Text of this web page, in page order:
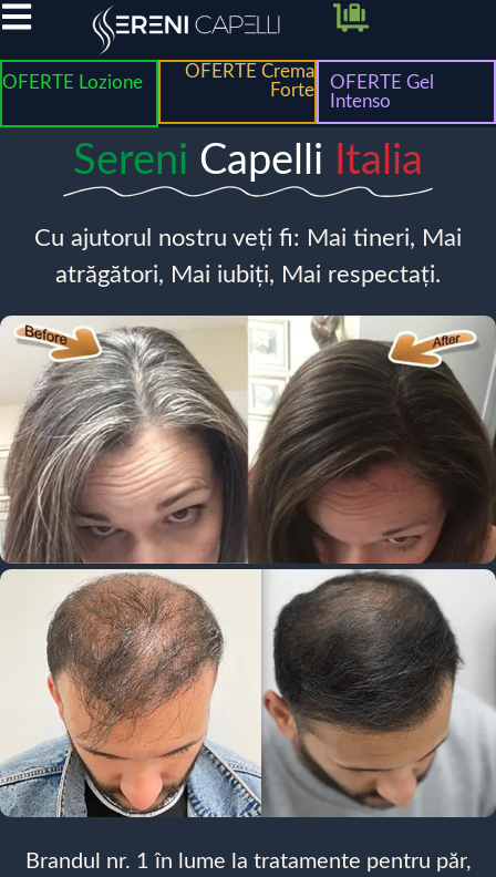
OFERTE Lozione
OFERTE Crema
Forte
OFERTE Gel
Intenso
Sereni Capelli Italia
Cu ajutorul nostru veți fi: Mai tineri, Mai
atrăgători, Mai iubiți, Mai respectați.
Brandul nr. 1 în lume la tratamente pentru păr,